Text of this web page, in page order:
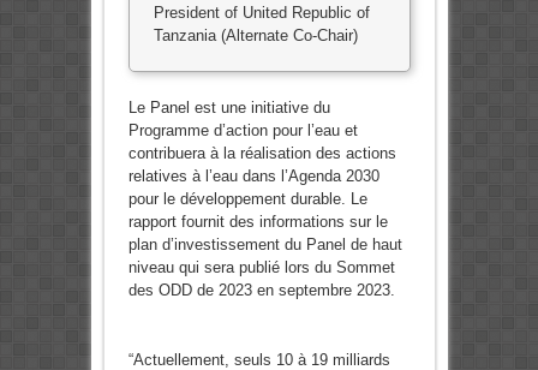
President of United Republic of
Tanzania (Alternate Co-Chair)
Le Panel est une initiative du
Programme d’action pour l’eau et
contribuera à la réalisation des actions
relatives à l’eau dans l’Agenda 2030
pour le développement durable. Le
rapport fournit des informations sur le
plan d’investissement du Panel de haut
niveau qui sera publié lors du Sommet
des ODD de 2023 en septembre 2023.
“Actuellement, seuls 10 à 19 milliards